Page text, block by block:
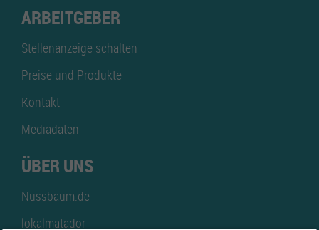
ARBEITGEBER
Stellenanzeige schalten
Preise und Produkte
Kontakt
Mediadaten
ÜBER UNS
Nussbaum.de
lokalmatador